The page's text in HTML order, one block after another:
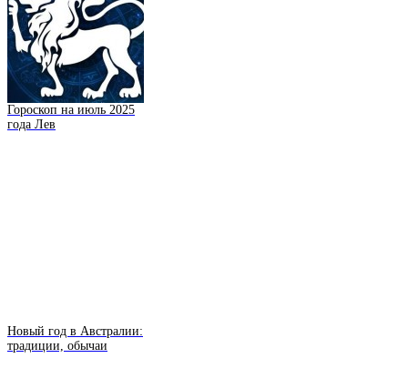
Гороскоп на июль 2025
года Лев
Новый год в Австралии:
традиции, обычаи